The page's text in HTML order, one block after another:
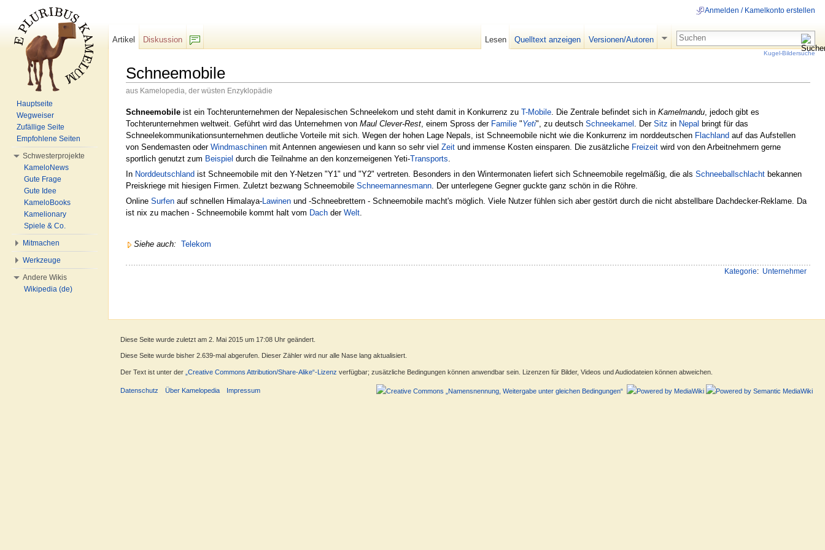
Schneemobile
aus Kamelopedia, der wüsten Enzyklopädie
Schneemobile ist ein Tochterunternehmen der Nepalesischen Schneelekom und steht damit in Konkurrenz zu T-Mobile . Die Zentrale befindet sich in Kamelmandu , jedoch gibt es
Tochterunternehmen weltweit. Geführt wird das Unternehmen von Maul Clever-Rest , einem Spross der Familie "Yeti", zu deutsch Schneekamel . Der Sitz in Nepal bringt für das
Schneelekommunikationsunternehmen deutliche Vorteile mit sich. Wegen der hohen Lage Nepals, ist Schneemobile nicht wie die Konkurrenz im norddeutschen Flachland auf das Aufstellen
von Sendemasten oder Windmaschinen mit Antennen angewiesen und kann so sehr viel Zeit und immense Kosten einsparen. Die zusätzliche Freizeit wird von den Arbeitnehmern gerne
sportlich genutzt zum Beispiel durch die Teilnahme an den konzerneigenen Yeti-Transports
In Norddeutschland ist Schneemobile mit den Y-Netzen "Y1" und "Y2" vertreten. Besonders in den Wintermonaten liefert sich Schneemobile regelmäßig, die als Schneeballschlacht bekannen
Preiskriege mit hiesigen Firmen. Zuletzt bezwang Schneemobile Schneemannesmann . Der unterlegene Gegner guckte ganz schön in die Röhre.
Online Surfen auf schnellen Himalaya-Lawinen und -Schneebrettern - Schneemobile macht's möglich. Viele Nutzer fühlen sich aber gestört durch die nicht abstellbare Dachdecker-Reklame. Da
ist nix zu machen - Schneemobile kommt halt vom Dach der Welt.
Siehe auch: Telekom
Kategorie: Unternehmer
Anmelden / Kamelkonto erstellen
Artikel
Diskussion
Lesen Quelltext anzeigen Versionen/Autoren
Kugel-Bildersuche
Hauptseite
Wegweiser
Zufällige Seite
Empfohlene Seiten
Schwesterprojekte
KameloNews
Gute Frage
Gute Idee
KameloBooks
Kamelionary
Spiele & Co.
Mitmachen
Werkzeuge
Andere Wikis
Wikipedia (de)
Diese Seite wurde zuletzt am 2. Mai 2015 um 17:08 Uhr geändert.
Diese Seite wurde bisher 2.639-mal abgerufen. Dieser Zähler wird nur alle Nase lang aktualisiert.
Der Text ist unter der „Creative Commons Attribution/Share-Alike“-Lizenz verfügbar; zusätzliche Bedingungen können anwendbar sein. Lizenzen für Bilder, Videos und Audiodateien können abweichen.
Datenschutz Über Kamelopedia Impressum